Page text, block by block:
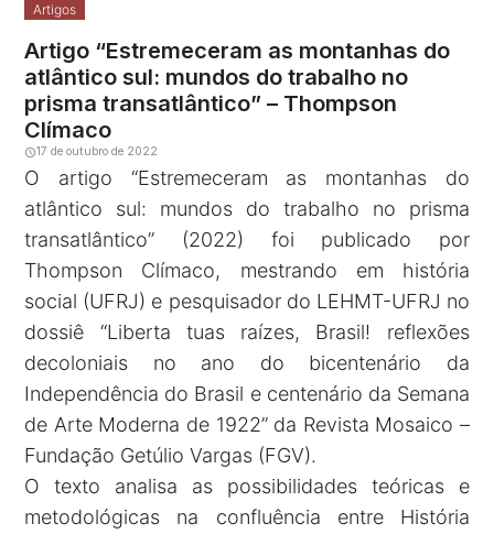
Artigos
Artigo “Estremeceram as montanhas do
atlântico sul: mundos do trabalho no
prisma transatlântico” – Thompson
Clímaco
17 de outubro de 2022
O artigo “Estremeceram as montanhas do
atlântico sul: mundos do trabalho no prisma
transatlântico” (2022) foi publicado por
Thompson Clímaco, mestrando em história
social (UFRJ) e pesquisador do LEHMT-UFRJ no
dossiê “Liberta tuas raízes, Brasil! reflexões
decoloniais no ano do bicentenário da
Independência do Brasil e centenário da Semana
de Arte Moderna de 1922” da Revista Mosaico –
Fundação Getúlio Vargas (FGV).
O texto analisa as possibilidades teóricas e
metodológicas na confluência entre História